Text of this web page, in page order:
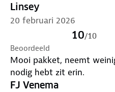
Linsey
20 februari 2026
10/10
Beoordeeld
Mooi pakket, neemt
nodig hebt zit erin.
FJ Venema